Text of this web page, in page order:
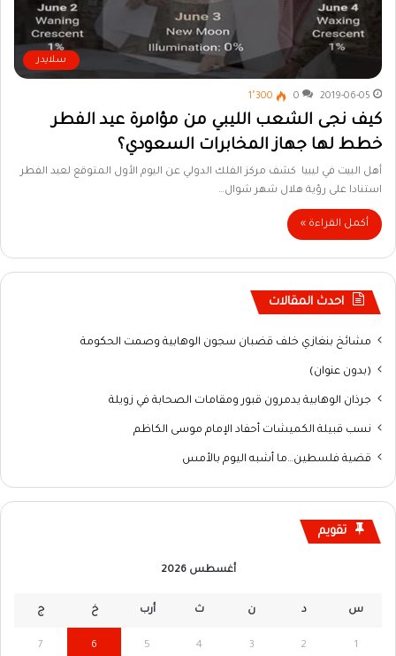
سلايدر
2019-06-05
0 1٬300
كيف نجى الشعب الليبي من مؤامرة عيد الفطر
خطط لها جهاز المخابرات السعودي؟
أهل البيت في ليبيا كشف مركز الفلك الدولي عن اليوم الأول المتوقع لعيد الفطر
استنادا على رؤية هلال شهر شوال…
أكمل القراءة »
احدث المقالات
مشائخ بنغازي خلف قضبان سجون الوهابية وصمت الحكومة
(بدون عنوان)
جرذان الوهابية يدمرون قبور ومقامات الصحابة في زويلة
نسب قبيلة الكميشات أحفاد الإمام موسى الكاظم
قضية فلسطين…ما أشبه اليوم بالأمس
تقويم
أغسطس 2026
س د ن ث أرب خ ج
1
2
3
4
5
6
7